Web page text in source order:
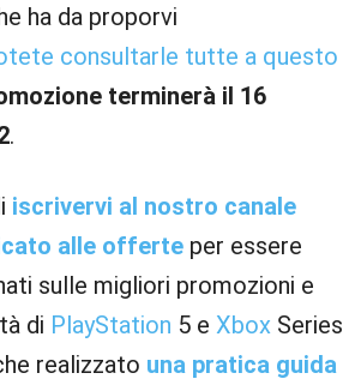
ha da proporvi
consultarle tutte a questo
terminerà il 16
.
iscrivervi al nostro canale
alle offerte per essere
sulle migliori promozioni e
di PlayStation 5 e Xbox Series
realizzato una pratica guida